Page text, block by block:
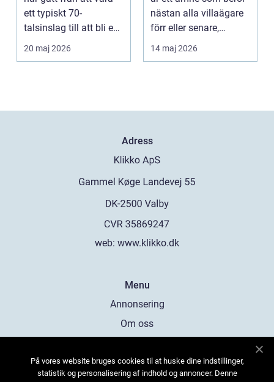
ett typiskt 70-
talsinslag till att bli en
modern lösning...
20 maj 2026
nästan alla villaägare
förr eller senare,
eftersom taket...
14 maj 2026
Adress
web: www.klikko.dk
Menu
Annonsering
Om oss
Kontakta oss
På vores website bruges cookies til at huske dine indstillinger,
statistik og personalisering af indhold og annoncer. Denne